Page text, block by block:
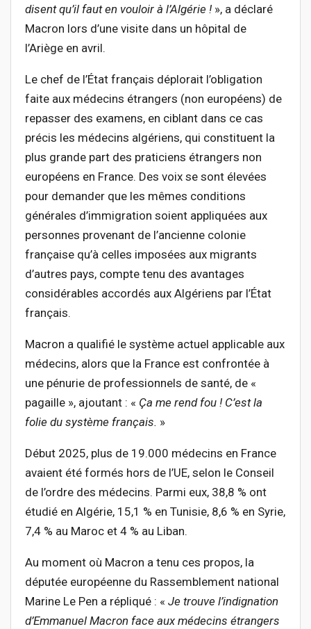
disent qu’il faut en vouloir à l’Algérie ! », a déclaré
Macron lors d’une visite dans un hôpital de
l’Ariège en avril.
Le chef de l’État français déplorait l’obligation
faite aux médecins étrangers (non européens) de
repasser des examens, en ciblant dans ce cas
précis les médecins algériens, qui constituent la
plus grande part des praticiens étrangers non
européens en France. Des voix se sont élevées
pour demander que les mêmes conditions
générales d’immigration soient appliquées aux
personnes provenant de l’ancienne colonie
française qu’à celles imposées aux migrants
d’autres pays, compte tenu des avantages
considérables accordés aux Algériens par l’État
français.
Macron a qualifié le système actuel applicable aux
médecins, alors que la France est confrontée à
une pénurie de professionnels de santé, de «
pagaille », ajoutant : « Ça me rend fou ! C’est la
folie du système français. »
Début 2025, plus de 19.000 médecins en France
avaient été formés hors de l’UE, selon le Conseil
de l’ordre des médecins. Parmi eux, 38,8 % ont
étudié en Algérie, 15,1 % en Tunisie, 8,6 % en Syrie,
7,4 % au Maroc et 4 % au Liban.
Au moment où Macron a tenu ces propos, la
députée européenne du Rassemblement national
Marine Le Pen a répliqué : « Je trouve l’indignation
d’Emmanuel Macron face aux médecins étrangers